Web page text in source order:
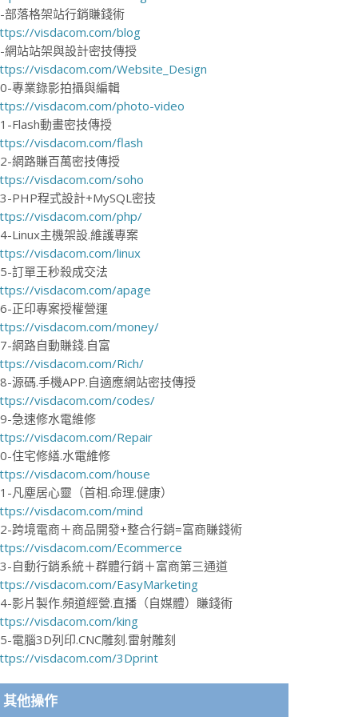
部落格架站行銷賺錢術
visdacom.com/blog
網站站架與設計密技傳授
visdacom.com/Website_Design
專業錄影拍攝與編輯
visdacom.com/photo-video
Flash動畫密技傳授
visdacom.com/flash
網路賺百萬密技傳授
visdacom.com/soho
PHP程式設計+MySQL密技
visdacom.com/php/
Linux主機架設.維護專案
visdacom.com/linux
訂單王秒殺成交法
visdacom.com/apage
正印專案授權營運
visdacom.com/money/
網路自動賺錢.自富
visdacom.com/Rich/
源碼.手機APP.自適應網站密技傳授
visdacom.com/codes/
急速修水電維修
visdacom.com/Repair
住宅修繕.水電維修
visdacom.com/house
凡塵居心靈（首相.命理.健康）
visdacom.com/mind
跨境電商＋商品開發+整合行銷=富商賺錢術
visdacom.com/Ecommerce
自動行銷系統＋群體行銷＋富商第三通道
visdacom.com/EasyMarketing
影片製作.頻道經營.直播（自媒體）賺錢術
visdacom.com/king
電腦3D列印.CNC雕刻.雷射雕刻
visdacom.com/3Dprint
其他操作